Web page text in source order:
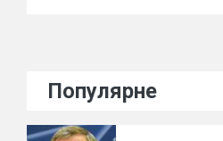
Популярне